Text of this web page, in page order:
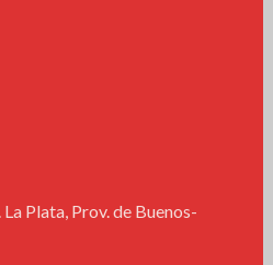
Plata, Prov. de Buenos-